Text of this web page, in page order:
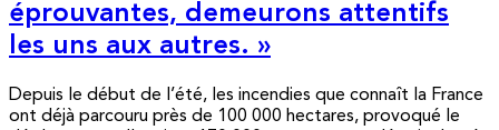
éprouvantes, demeurons attentifs
les uns aux autres. »
Depuis le début de l’été, les incendies que connaît la France
ont déjà parcouru près de 100 000 hectares, provoqué le